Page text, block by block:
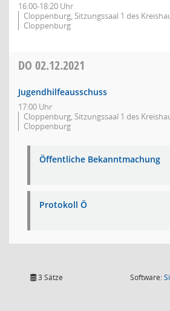
16:00-18:20 Uhr
Cloppenburg, Sitzungssaal 1 des
Cloppenburg
DO 02.12.2021
Jugendhilfeausschuss
17:00 Uhr
Cloppenburg, Sitzungssaal 1 des
Cloppenburg
Öffentliche Bekanntmachung
Protokoll Ö
3 Sätze Software: